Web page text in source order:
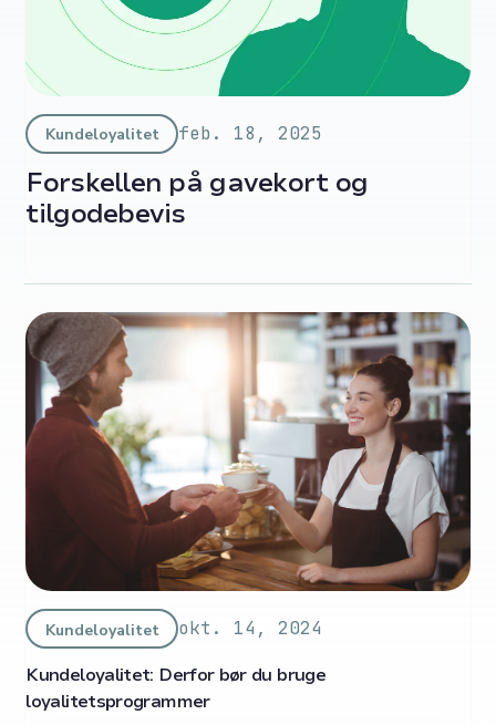
Kundeloyalitet feb. 18, 2025
Forskellen på gavekort og
tilgodebevis
Kundeloyalitet okt. 14, 2024
Kundeloyalitet: Derfor bør du bruge
loyalitetsprogrammer